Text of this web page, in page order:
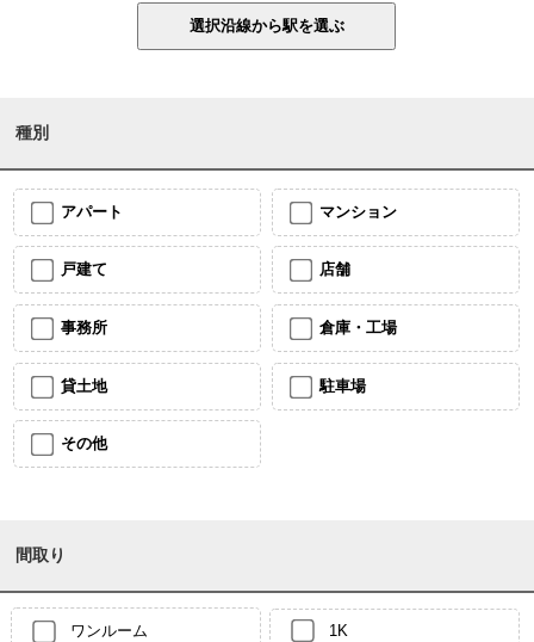
種別
アパート マンション
戸建て 店舗
事務所 倉庫・工場
貸土地 駐車場
その他
間取り
ワンルーム 1K